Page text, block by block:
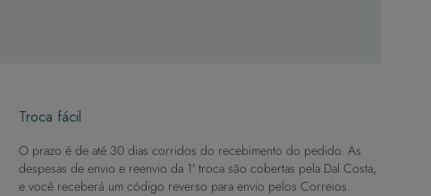
Troca fácil
O prazo é de até 30 dias corridos do recebimento do pedido. As
despesas de envio e reenvio da 1ª troca são cobertas pela Dal Costa,
e você receberá um código reverso para envio pelos Correios.